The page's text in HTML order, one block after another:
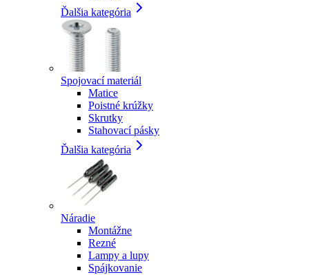
Ďalšia kategória
Spojovací materiál
Matice
Poistné krúžky
Skrutky
Stahovací pásky
Ďalšia kategória
Náradie
Montážne
Rezné
Lampy a lupy
Spájkovanie